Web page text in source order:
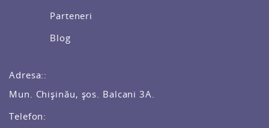
Parteneri
Blog
Adresa::
Mun. Chișinău, șos. Balcani 3A.
Telefon: